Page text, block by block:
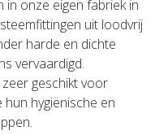
onze eigen fabriek in
uit loodvrij
harde en dichte
vervaardigd.
geschikt voor
hygiënische en